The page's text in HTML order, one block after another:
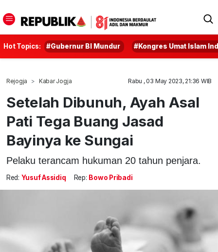
Hot Topics: #Gubernur BI Mundur #Kongres Umat Islam
Rejogja Kabar Jogja Rabu , 03 May 2023, 21:36 WIB
Setelah Dibunuh, Ayah Asal
Pati Tega Buang Jasad
Bayinya ke Sungai
Pelaku terancam hukuman 20 tahun penjara.
Red: Yusuf Assidiq Rep: Bowo Pribadi